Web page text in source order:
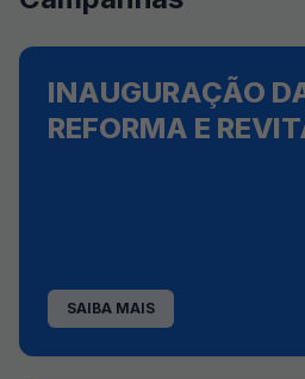
INAUGURAÇÃO
REFORMA E
SAIBA MAIS